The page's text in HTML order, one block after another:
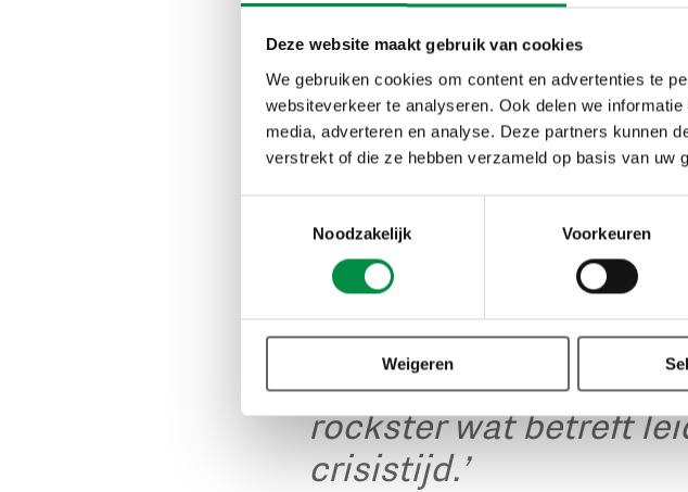
Deze website maakt gebruik van cookies
We gebruiken cookies om content en advertenties te
websiteverkeer te analyseren. Ook delen we
media, adverteren en analyse. Deze partners kunnen
verstrekt of die ze hebben verzameld op basis van uw
Noodzakelijk
Voorkeuren
Weigeren
Mannelijk versus
Uit onderzoek blijkt: er is behoefte aan
Maar als mensen hun ideale leider gaan
Dat is niet zo gek, vindt Van der Wal. We
ons klassieke denken over leiderschap
leiderschapsboeken waarin de sterke man
maanden is er ook meer gepubliceerd over
‘Jacinda Ardern is
rockster wat betreft
crisistijd.’